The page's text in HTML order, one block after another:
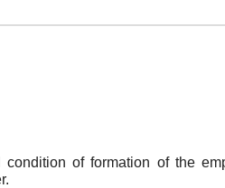
of formation of the